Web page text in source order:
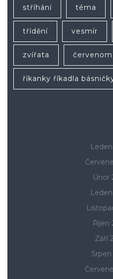
stříhání téma
třídění vesmír
zvířata
říkanky říkadla
Únor
Říjen
Září